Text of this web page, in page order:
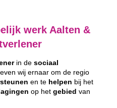
werk Aalten &
in de sociaal
wij ernaar om de regio
en te helpen bij het
op het gebied van